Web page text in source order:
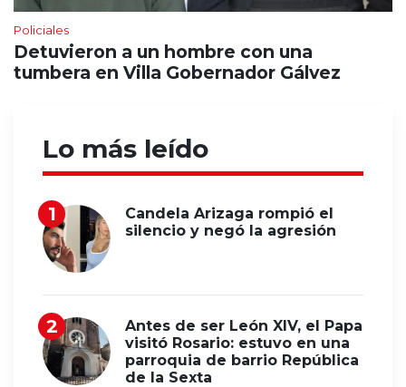
Policiales
Detuvieron a un hombre con una
tumbera en Villa Gobernador Gálvez
Lo más leído
Candela Arizaga rompió el
silencio y negó la agresión
Antes de ser León XIV, el Papa
visitó Rosario: estuvo en una
parroquia de barrio República
de la Sexta